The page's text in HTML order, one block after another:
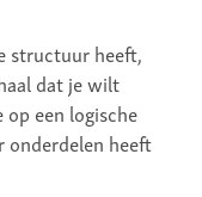
structuur heeft,
dat je wilt
een logische
onderdelen heeft